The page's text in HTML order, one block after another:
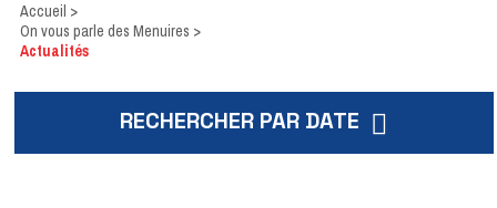
Accueil >
On vous parle des Menuires >
Actualités
RECHERCHER PAR DATE